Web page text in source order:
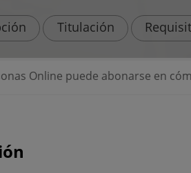
Titulación
abonarse en cómodos plazos sin